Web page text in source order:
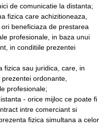
de comunicatie la distanta;
fizica care achizitioneaza,
beneficiaza de prestarea
profesionale, in baza unui
in conditiile prezentei
sau juridica, care, in
ordonante,
profesionale;
- orice mijloc ce poate fi
intre comerciant si
fizica simultana a celor